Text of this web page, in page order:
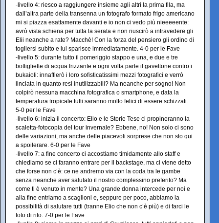
-livello 4: riesco a raggiungere insieme agli altri la prima fila, ma
dall’altra parte della transenna un fotografo formato frigo americano
mi si piazza esattamente davanti e io non ci vedo più nieeeeente:
avrò vista schiena per tutta la serata e non riuscirò a intravedere gli
Elii neanche a rate? Macchè! Con la forza del pensiero gli ordino di
togliersi subito e lui sparisce immediatamente. 4-0 per le Fave
-livello 5: durante tutto il pomeriggio stappo e una, e due e tre
bottigliette di acqua frizzante e ogni volta parte il gavettone contro i
bukaioli: innaffierò i loro sofisticatissimi mezzi fotografici e verrò
linciata in quanto resi inutilizzabili? Ma neanche per sogno! Non
colpirò nessuna macchina fotografica o smartphone, e data la
temperatura tropicale tutti saranno molto felici di essere schizzati.
5-0 per le Fave
-livello 6: inizia il concerto: Elio e le Storie Tese ci propineranno la
scaletta-fotocopia del tour invernale? Ebbene, no! Non solo ci sono
delle variazioni, ma anche delle piacevoli sorprese che non sto qui
a spoilerare. 6-0 per le Fave
-livello 7: a fine concerto ci accostiamo timidamente allo staff e
chiediamo se ci faranno entrare per il backstage, ma ci viene detto
che forse non c’è: ce ne andremo via con la coda tra le gambe
senza neanche aver salutato il nostro complessino preferito? Ma
come ti è venuto in mente? Una grande donna intercede per noi e
alla fine entriamo a scaglioni e, seppure per poco, abbiamo la
possibilità di salutare tutti (tranne Elio che non c’è più) e di farci le
foto di rito. 7-0 per le Fave